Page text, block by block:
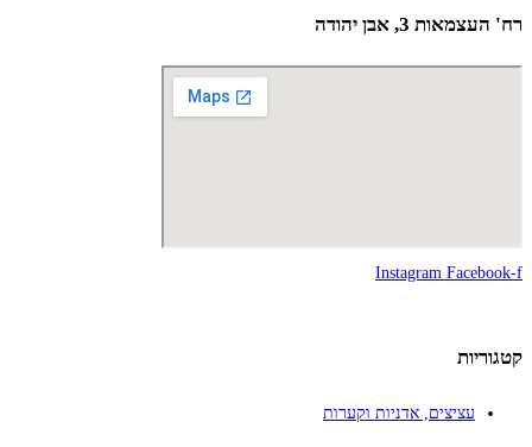
רח' העצמאות 3, אבן יהודה
Instagram Facebook-f
קטגוריות
עציצים, אדניות וקערות